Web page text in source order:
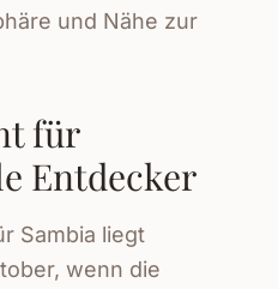
und Nähe zur
für
Entdecker
Sambia liegt
wenn die